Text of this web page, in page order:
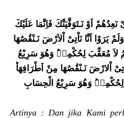
نَعِدُهُمْ اَوْ نَـتَوَفَّيَنَّكَ فَاِنَّمَا عَلَيْكَ
اَوَلَمْ يَرَوْا اَنَّا نَاْتِىْ اْلاَرْضَ نَـنْقُصُهَا
لاَ مُعَقِّبَ لِحُكْمِه وَهُوَ سَرِيْعُ
اْلارْضَ نَـنْقُصُهَا مِنْ اَطْرَافِهَا
لِحُكْمِه وَهُوَ سَرِيْعُ الْحِسَابِ
Artinya : Dan jika Kami